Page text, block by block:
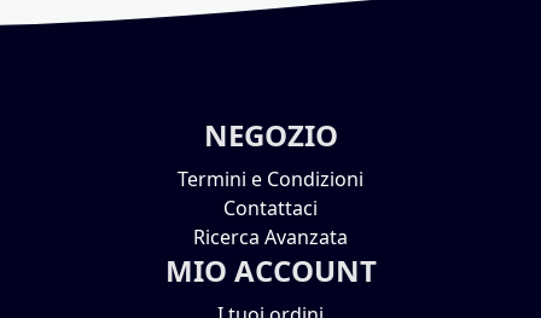
NEGOZIO
Termini e Condizioni
Contattaci
Ricerca Avanzata
MIO ACCOUNT